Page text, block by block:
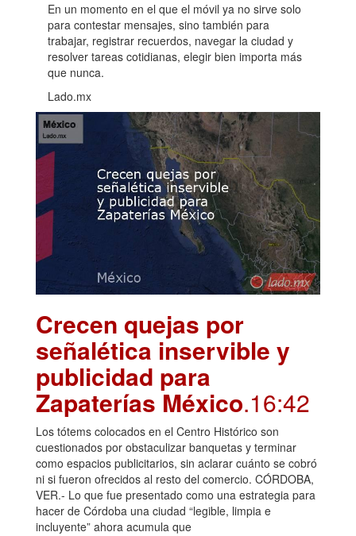
En un momento en el que el móvil ya no sirve solo
para contestar mensajes, sino también para
trabajar, registrar recuerdos, navegar la ciudad y
resolver tareas cotidianas, elegir bien importa más
que nunca.
Lado.mx
Crecen quejas por
señalética inservible y
publicidad para
Zapaterías México.16:42
Los tótems colocados en el Centro Histórico son
cuestionados por obstaculizar banquetas y terminar
como espacios publicitarios, sin aclarar cuánto se cobró
ni si fueron ofrecidos al resto del comercio. CÓRDOBA,
VER.- Lo que fue presentado como una estrategia para
hacer de Córdoba una ciudad “legible, limpia e
incluyente” ahora acumula que